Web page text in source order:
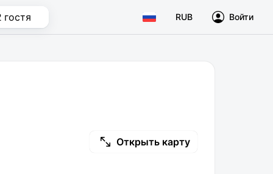
гостя RUB Войти
Открыть карту